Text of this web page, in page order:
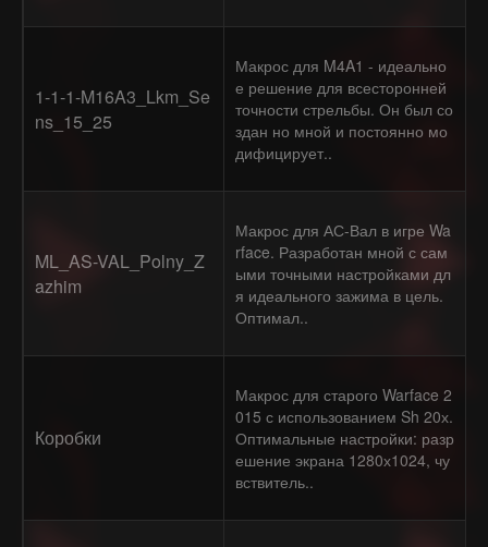
1-1-1-M16A3_Lkm_Se
ns_15_25
Макрос для M4A1 - идеально
е решение для всесторонней
точности стрельбы. Он был со
здан но мной и постоянно мо
дифицирует..
ML_AS-VAL_Polny_Z
azhim
Макрос для АС-Вал в игре Wa
rface. Разработан мной с сам
ыми точными настройками дл
я идеального зажима в цель.
Оптимал..
Коробки
Макрос для старого Warface 2
015 с использованием Sh 20х.
Оптимальные настройки: разр
ешение экрана 1280х1024, чу
вствитель..